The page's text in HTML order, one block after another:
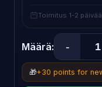
Toimitus 1-2 päivää
Määrä: -
🎁+30 points for